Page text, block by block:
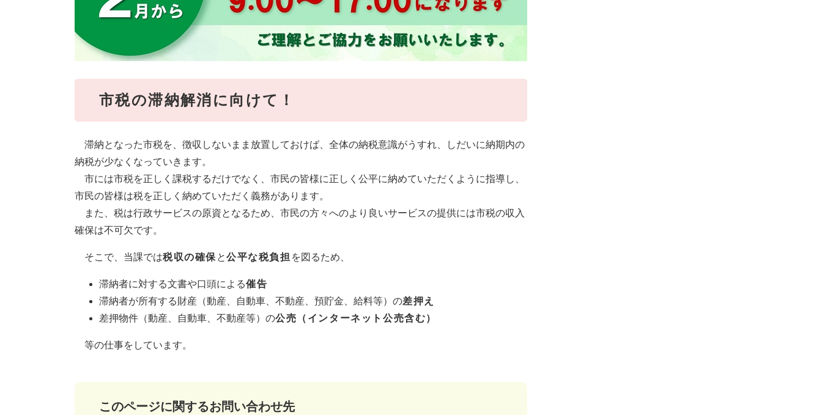
市税の滞納解消に向けて！
滞納となった市税を、徴収しないまま放置しておけば、全体の納税意識がうすれ、しだいに納期内の
納税が少なくなっていきます。
市には市税を正しく課税するだけでなく、市民の皆様に正しく公平に納めていただくように指導し、
市民の皆様は税を正しく納めていただく義務があります。
また、税は行政サービスの原資となるため、市民の方々へのより良いサービスの提供には市税の収入
確保は不可欠です。
そこで、当課では税収の確保 と公平な税負担 を図るため、
滞納者に対する文書や口頭による催告
滞納者が所有する財産（動産、自動車、不動産、預貯金、給料等）の差押え
差押物件（動産、自動車、不動産等）の公売（インターネット公売含む）
等の仕事をしています。
このページに関するお問い合わせ先